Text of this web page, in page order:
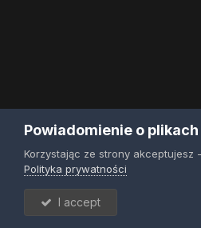
Powiadomienie o
Korzystając ze strony akceptujesz -
Polityka prywatności
I accept